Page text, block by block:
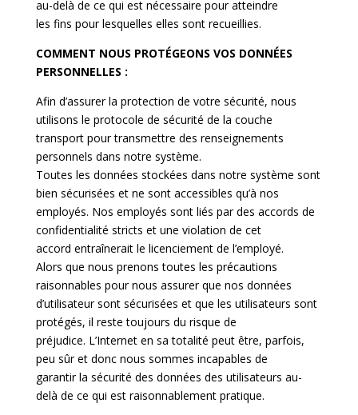
au-delà de ce qui est nécessaire pour atteindre
les fins pour lesquelles elles sont recueillies.
COMMENT NOUS PROTÉGEONS VOS DONNÉES
PERSONNELLES :
Afin d’assurer la protection de votre sécurité, nous
utilisons le protocole de sécurité de la couche
transport pour transmettre des renseignements
personnels dans notre système.
Toutes les données stockées dans notre système sont
bien sécurisées et ne sont accessibles qu’à nos
employés. Nos employés sont liés par des accords de
confidentialité stricts et une violation de cet
accord entraînerait le licenciement de l’employé.
Alors que nous prenons toutes les précautions
raisonnables pour nous assurer que nos données
d’utilisateur sont sécurisées et que les utilisateurs sont
protégés, il reste toujours du risque de
préjudice. L’Internet en sa totalité peut être, parfois,
peu sûr et donc nous sommes incapables de
garantir la sécurité des données des utilisateurs au-
delà de ce qui est raisonnablement pratique.